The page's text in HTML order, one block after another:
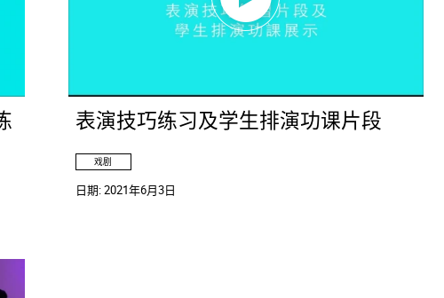
表演技巧练习及学生排演功课片段
戏剧
日期:2021年6月3日